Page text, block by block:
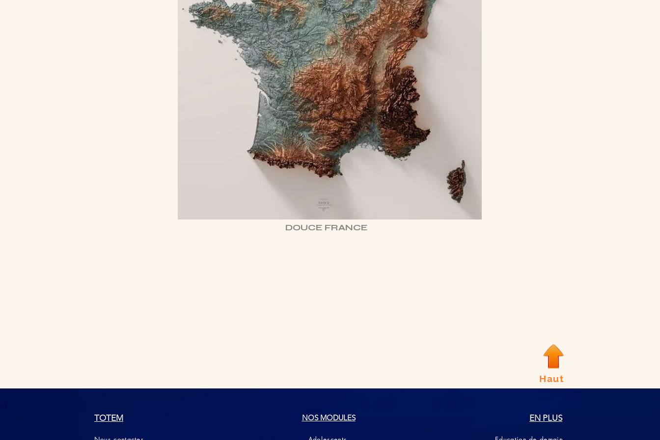
DOUCE FRANCE
Haut
TOTEM NOS MODULES EN PLUS